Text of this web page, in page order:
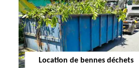
Location de bennes déchets